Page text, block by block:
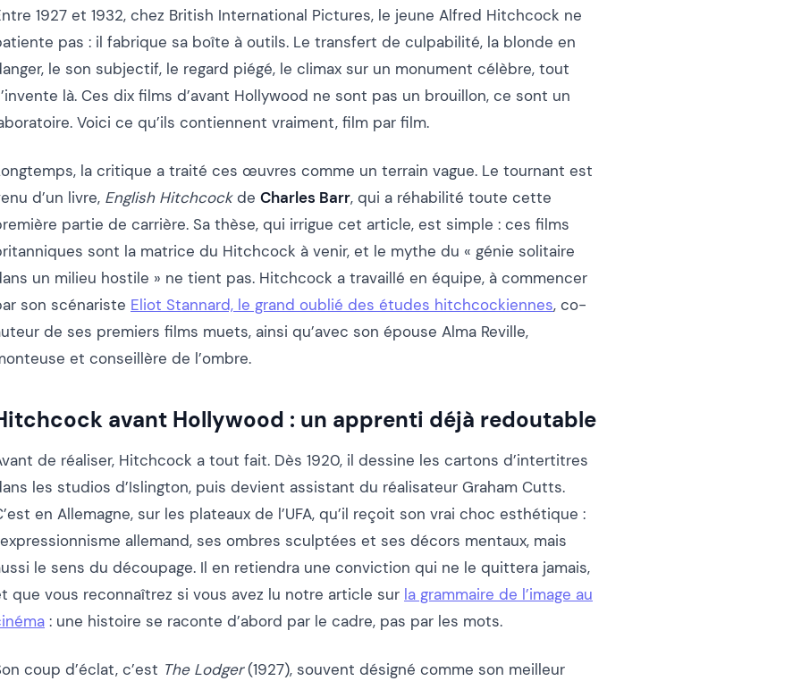
1927 et 1932, chez British International Pictures, le jeune Alfred Hitchcock ne
pas : il fabrique sa boîte à outils. Le transfert de culpabilité, la blonde en
le son subjectif, le regard piégé, le climax sur un monument célèbre, tout
là. Ces dix films d’avant Hollywood ne sont pas un brouillon, ce sont un
Voici ce qu’ils contiennent vraiment, film par film.
la critique a traité ces œuvres comme un terrain vague. Le tournant est
d’un livre, English Hitchcockde Charles Barr, qui a réhabilité toute cette
partie de carrière. Sa thèse, qui irrigue cet article, est simple : ces films
sont la matrice du Hitchcock à venir, et le mythe du « génie solitaire
un milieu hostile » ne tient pas. Hitchcock a travaillé en équipe, à commencer
son scénariste Eliot Stannard, le grand oublié des études hitchcockiennes, co-
de ses premiers films muets, ainsi qu’avec son épouse Alma Reville,
et conseillère de l’ombre.
avant Hollywood : un apprenti déjà redoutable
de réaliser, Hitchcock a tout fait. Dès 1920, il dessine les cartons d’intertitres
les studios d’Islington, puis devient assistant du réalisateur Graham Cutts.
en Allemagne, sur les plateaux de l’UFA, qu’il reçoit son vrai choc esthétique :
allemand, ses ombres sculptées et ses décors mentaux, mais
le sens du découpage. Il en retiendra une conviction qui ne le quittera jamais,
que vous reconnaîtrez si vous avez lu notre article sur la grammaire de l’image au
: une histoire se raconte d’abord par le cadre, pas par les mots.
coup d’éclat, c’est The Lodger(1927), souvent désigné comme son meilleur